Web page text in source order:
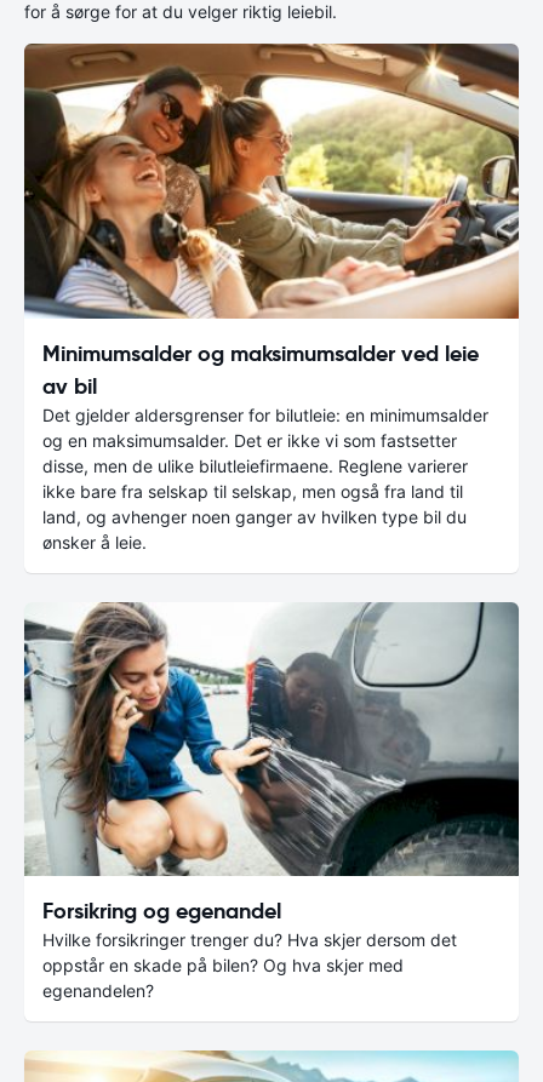
for å sørge for at du velger riktig leiebil.
Minimumsalder og maksimumsalder ved leie
av bil
Det gjelder aldersgrenser for bilutleie: en minimumsalder
og en maksimumsalder. Det er ikke vi som fastsetter
disse, men de ulike bilutleiefirmaene. Reglene varierer
ikke bare fra selskap til selskap, men også fra land til
land, og avhenger noen ganger av hvilken type bil du
ønsker å leie.
Forsikring og egenandel
Hvilke forsikringer trenger du? Hva skjer dersom det
oppstår en skade på bilen? Og hva skjer med
egenandelen?